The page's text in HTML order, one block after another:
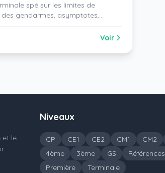
spé sur les limites de
gendarmes, asymptotes,
Voir
et le
Niveaux
CP CE1 CE2 CM1 CM2
4ème
3ème GS Références
Première
Terminale